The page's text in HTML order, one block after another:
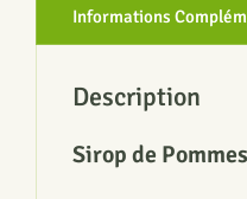
Informations
Description
Sirop de